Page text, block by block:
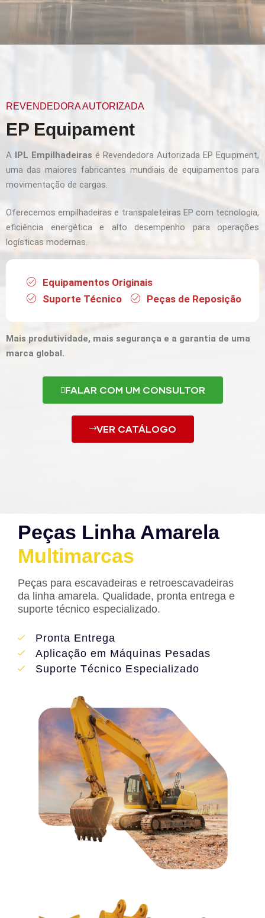
REVENDEDORA AUTORIZADA
EP Equipament
A IPL Empilhadeiras é Revendedora Autorizada EP Equipment,
uma das maiores fabricantes mundiais de equipamentos para
movimentação de cargas.
Oferecemos empilhadeiras e transpaleteiras EP com tecnologia,
eficiência energética e alto desempenho para operações
logísticas modernas.
Equipamentos Originais
Suporte Técnico
Peças de Reposição
Mais produtividade, mais segurança e a garantia de uma
marca global.
FALAR COM UM CONSULTOR
VER CATÁLOGO
Peças Linha Amarela
Multimarcas
Peças para escavadeiras e retroescavadeiras
da linha amarela. Qualidade, pronta entrega e
suporte técnico especializado.
Pronta Entrega
Aplicação em Máquinas Pesadas
Suporte Técnico Especializado